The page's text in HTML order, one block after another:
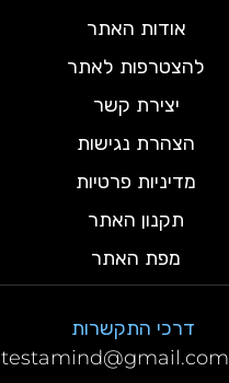
אודות האתר
להצטרפות לאתר
יצירת קשר
הצהרת נגישות
מדיניות פרטיות
תקנון האתר
מפת האתר
דרכי התקשרות
testamind@gmail.com